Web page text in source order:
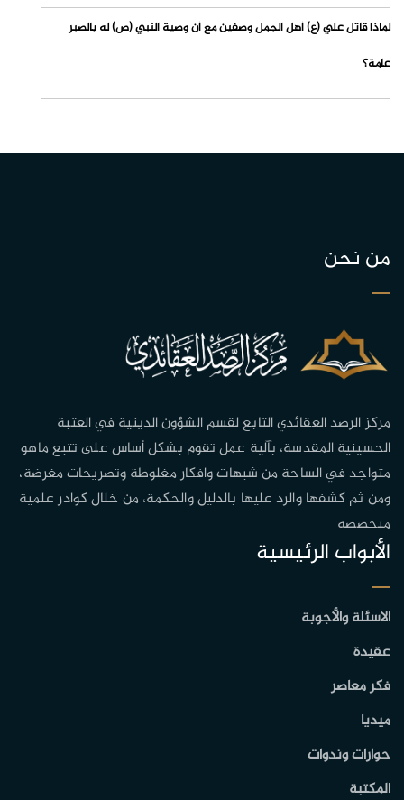
لماذا قاتل علي (ع) أهل الجمل وصفين مع أن وصية النبي (ص) له بالصبر
عامة؟
من نحن
مركز الرصد العقائدي التابع لقسم الشؤون الدينية في العتبة
الحسينية المقدسة، بآلية عمل تقوم بشكل أساس على تتبع ماهو
متواجد في الساحة من شبهات وافكار مغلوطة وتصريحات مغرضة،
ومن ثم كشفها والرد عليها بالدليل والحكمة، من خلال كوادر علمية
متخصصة
الأبواب الرئيسية
الاسئلة والأجوبة
عقيدة
فكر معاصر
ميديا
حوارات وندوات
المكتبة